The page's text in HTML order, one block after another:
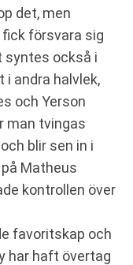
det, men
försvara sig
syntes också i
i andra halvlek,
och Yerson
man tvingas
blir sen in i
Matheus
kontrollen över
favoritskap och
har haft övertag